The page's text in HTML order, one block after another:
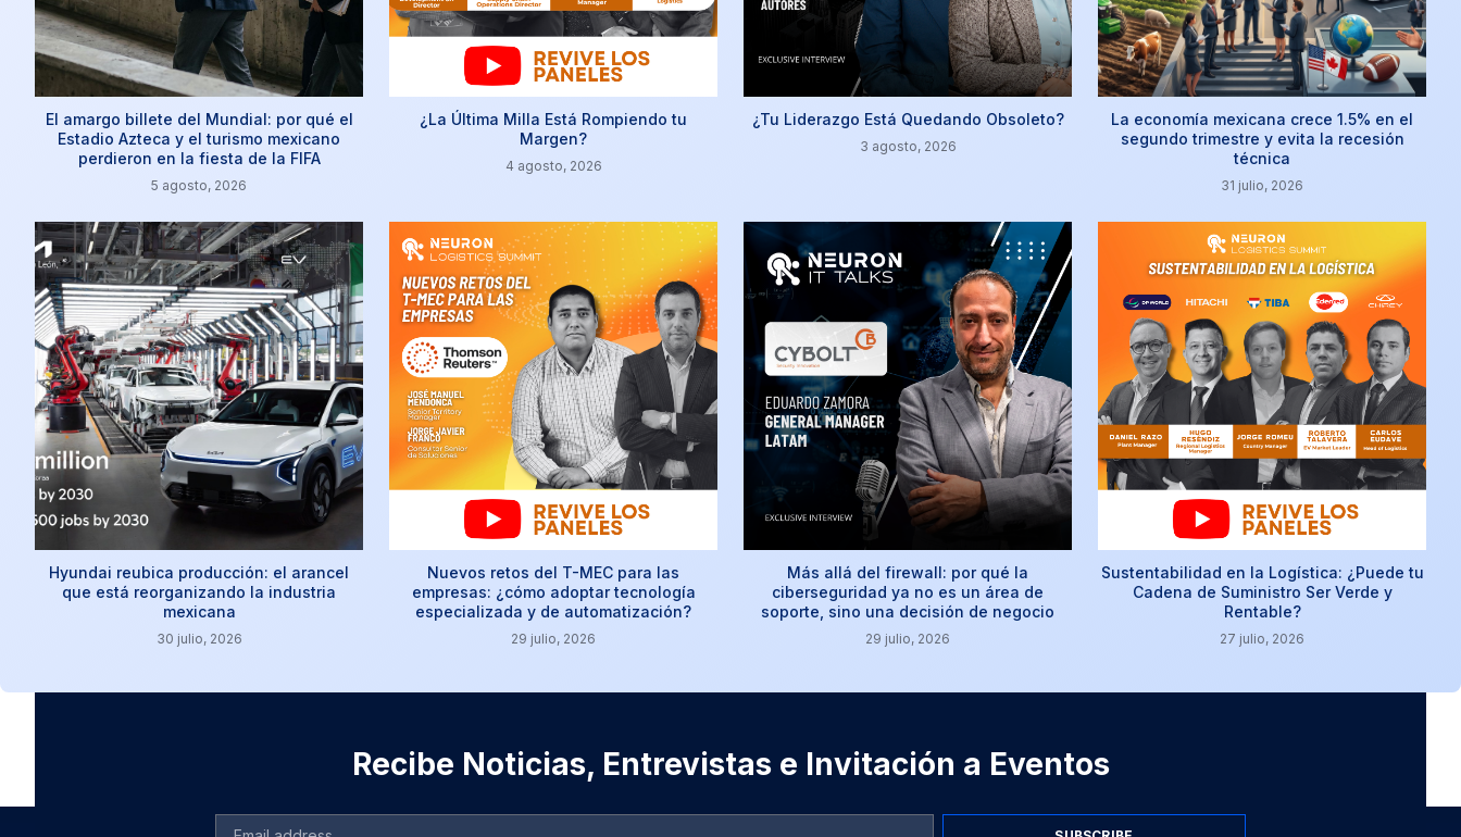
El amargo billete del Mundial: por qué el
Estadio Azteca y el turismo mexicano
perdieron en la fiesta de la FIFA
5 agosto, 2026
¿La Última Milla Está Rompiendo tu
Margen?
4 agosto, 2026
¿Tu Liderazgo Está Quedando Obsoleto?
3 agosto, 2026
La economía mexicana crece 1.5% en el
segundo trimestre y evita la recesión
técnica
31 julio, 2026
Hyundai reubica producción: el arancel
que está reorganizando la industria
mexicana
30 julio, 2026
Nuevos retos del T-MEC para las
empresas: ¿cómo adoptar tecnología
especializada y de automatización?
29 julio, 2026
Más allá del firewall: por qué la
ciberseguridad ya no es un área de
soporte, sino una decisión de negocio
29 julio, 2026
Sustentabilidad en la Logística: ¿Puede tu
Cadena de Suministro Ser Verde y
Rentable?
27 julio, 2026
Recibe Noticias, Entrevistas e Invitación a Eventos